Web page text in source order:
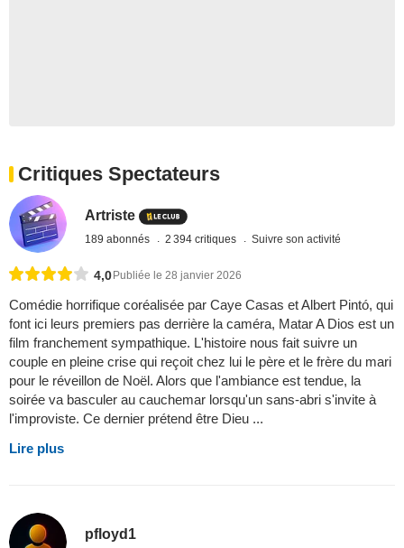
Critiques Spectateurs
Artriste
189 abonnés 2 394 critiques Suivre son activité
4,0 Publiée le 28 janvier 2026
Comédie horrifique coréalisée par Caye Casas et Albert Pintó, qui
font ici leurs premiers pas derrière la caméra, Matar A Dios est un
film franchement sympathique. L'histoire nous fait suivre un
couple en pleine crise qui reçoit chez lui le père et le frère du mari
pour le réveillon de Noël. Alors que l'ambiance est tendue, la
soirée va basculer au cauchemar lorsqu'un sans-abri s'invite à
l'improviste. Ce dernier prétend être Dieu ...
Lire plus
pfloyd1